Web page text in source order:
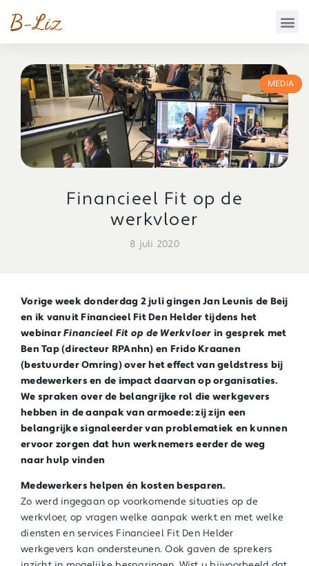
MEDIA
Financieel Fit op de
werkvloer
8 juli 2020
Vorige week donderdag 2 juli gingen Jan Leunis de Beij
en ik vanuit Financieel Fit Den Helder tijdens het
webinarFinancieel Fit op de Werkvloer in gesprek met
Ben Tap (directeur RPAnhn) en Frido Kraanen
(bestuurder Omring) over het effect van geldstress bij
medewerkers en de impact daarvan op organisaties.
We spraken over de belangrijke rol die werkgevers
hebben in de aanpak van armoede: zij zijn een
belangrijke signaleerder van problematiek en kunnen
ervoor zorgen dat hun werknemers eerder de weg
naar hulp vinden
Medewerkers helpen én kosten besparen.
Zo werd ingegaan op voorkomende situaties op de
werkvloer, op vragen welke aanpak werkt en met welke
diensten en services Financieel Fit Den Helder
werkgevers kan ondersteunen. Ook gaven de sprekers